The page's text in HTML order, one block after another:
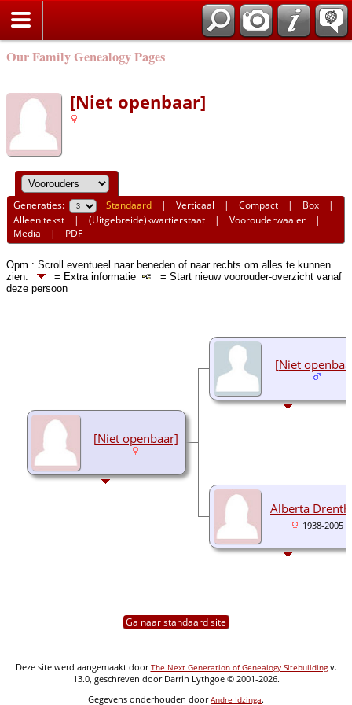
Our Family Genealogy Pages
[Niet openbaar]
Generaties: Standaard |Verticaal |Compact | Box |
Alleen tekst |(Uitgebreide)kwartierstaat |Voorouderwaaier |
Media | PDF
Opm.: Scroll eventueel naar beneden of naar rechts om alles te kunnen
zien.
= Extra informatie
= Start nieuw voorouder-overzicht vanaf
deze persoon
[Niet openbaar]
[Niet
Alberta
1938-2005
Ga naar standaard site
Deze site werd aangemaakt doorThe Next Generation of Genealogy Sitebuildingv.
13.0, geschreven door Darrin Lythgoe © 2001-2026.
Gegevens onderhouden doorAndre Idzinga.